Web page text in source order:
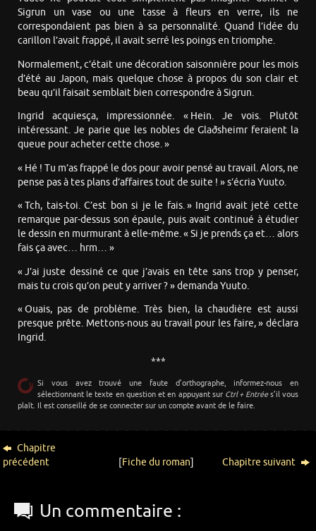
Sigrun un vase ou une tasse à fleurs en verre, ils ne
correspondaient pas bien à sa personnalité. Quand l’idée du
carillon l’avait frappé, il avait serré les poings en triomphe.
Normalement, c’était une décoration saisonnière pour les mois
d’été au Japon, mais quelque chose à propos du son clair et
beau qu’il faisait semblait bien correspondre à Sigrun.
Ingrid acquiesça, impressionnée. « Hein. Je vois. Plutôt
intéressant. Je parie que les nobles de Glaðsheimr feraient la
queue pour acheter cette chose. »
« Hé ! Tu m’as frappé le dos pour avoir pensé au travail. Alors, ne
pense pas à tes plans d’affaires tout de suite ! » s’écria Yuuto.
« Tch, tais-toi. C’est bon si je le fais. » Ingrid avait jeté cette
remarque par-dessus son épaule, puis avait continué à étudier
le dessin en murmurant à elle-même. « Si je prends ça et… alors
fais ça avec… hrm… »
« J’ai juste dessiné ce que j’avais en tête sans trop y penser,
mais tu crois qu’on peut y arriver ? » demanda Yuuto.
« Ouais, pas de problème. Très bien, la chaudière est aussi
presque prête. Mettons-nous au travail pour les faire, » déclara
Ingrid.
***
Si vous avez trouvé une faute d’orthographe, informez-nous en
sélectionnant le texte en question et en appuyant sur Ctrl + Entrées’il vous
plaît. Il est conseillé de se connecter sur un compte avant de le faire.
Chapitre
précédent
[Fiche du roman] Chapitre suivant
Un commentaire :